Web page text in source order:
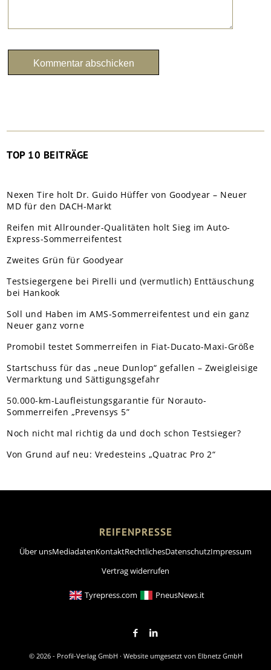
TOP 10 BEITRÄGE
Nexen Tire holt Dr. Guido Hüffer von Goodyear – Neuer
MD für den DACH-Markt
Reifen mit Allrounder-Qualitäten holt Sieg im Auto-
Express-Sommerreifentest
Zweites Grün für Goodyear
Testsiegergene bei Pirelli und (vermutlich) Enttäuschung
bei Hankook
Soll und Haben im AMS-Sommerreifentest und ein ganz
Neuer ganz vorne
Promobil testet Sommerreifen in Fiat-Ducato-Maxi-Größe
Startschuss für das „neue Dunlop“ gefallen – Zweigleisige
Vermarktung und Sättigungsgefahr
50.000-km-Laufleistungsgarantie für Norauto-
Sommerreifen „Prevensys 5”
Noch nicht mal richtig da und doch schon Testsieger?
Von Grund auf neu: Vredesteins „Quatrac Pro 2“
REIFENPRESSE
Über unsMediadatenKontaktRechtlichesDatenschutzImpressum
Vertrag widerrufen
Tyrepress.com PneusNews.it
© 2026 - Profil-Verlag GmbH · Website umgesetzt von Elbnetz GmbH